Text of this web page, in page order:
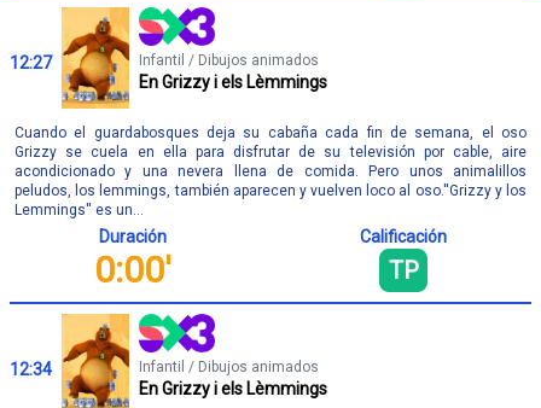
12:27 Infantil / Dibujos animados
En Grizzy i els Lèmmings
Cuando el guardabosques deja su cabaña cada fin de semana, el oso
Grizzy se cuela en ella para disfrutar de su televisión por cable, aire
acondicionado y una nevera llena de comida. Pero unos animalillos
peludos, los lemmings, también aparecen y vuelven loco al oso.''Grizzy y los
Lemmings'' es un...
Duración
0:00'
Calificación
TP
12:34 Infantil / Dibujos animados
En Grizzy i els Lèmmings